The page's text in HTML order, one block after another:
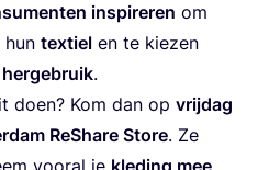
inspi­re­ren om
tex­tiel en te kie­zen
.
doen? Kom dan op vrij­dag
ReS­ha­re Sto­re. Ze